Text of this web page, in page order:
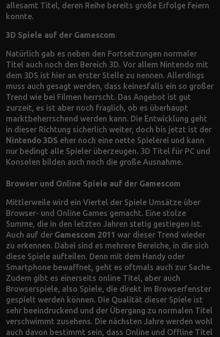
allesamt Titel, deren Reihe bereits große Erfolge feiern
konnte.
3D Spiele auf der Gamescom
Natürlich gab es neben den Fortsetzungen normaler
Titel auch noch den Bereich 3D. Vor allem Nintendo mit
dem 3DS ist hier an erster Stelle zu nennen. Allerdings
muss auch gesagt werden, dass keinesfalls ein so großer
Trend wie bei Filmen herrscht. Das Angebot ist gut
zurzeit, es ist aber noch fraglich, ob es überhaupt
marktbeherrschend werden kann. Die Entwicklung geht
in dieser Richtung sicherlich weiter, doch bis jetzt ist der
Nintendo 3DS eher noch eine nette Spielerei und kann
nur bedingt alle Spieler überzeugen. 3D Titel für PC und
Konsolen bilden auch noch die große Ausnahme.
Browser und Online Spiele auf der Gamescom
Mittlerweile wird ein Viertel der Spiele Umsätze über
Browser- und Online Games gemacht. Eine stolze
Summe, die in den letzten Jahren stetig gestiegen ist.
Auch auf der Gamescom 2011 war dieser Trend wieder
zu erkennen. Dabei sind es mehrere Bereiche, in die sich
diese Spiele aufteilen. Denn mit dem Handy oder
Smartphone bewaffnet, geht es oftmals auch zur Sache.
Zudem gibt es einerseits online Titel, aber auch
Browserspiele, also Spiele, die direkt im Browserfenster
gespielt werden können. Die Qualität dieser Spiele ist
sehr beeindruckend und der Übergang zu normalen Titel
verschwimmt zusehens. Die nächsten Jahre werden wohl
auch davon bestimmt sein, dass Online und Offline Titel